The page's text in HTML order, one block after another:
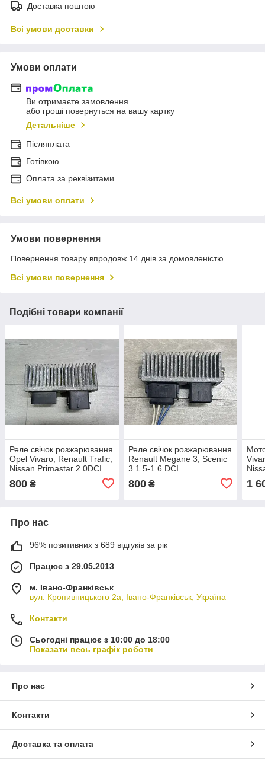
Доставка поштою
Всі умови доставки
Умови оплати
Ви отримаєте замовлення
або гроші повернуться на вашу картку
Детальніше
Післяплата
Готівкою
Оплата за реквізитами
Всі умови оплати
Умови повернення
Повернення товару впродовж 14 днів за домовленістю
Всі умови повернення
Подібні товари компанії
Реле свічок розжарювання
Opel Vivaro, Renault Trafic,
Nissan Primastar 2.0DCI.
800 ₴
Реле свічок розжарювання
Renault Megane 3, Scenic
3 1.5-1.6 DCI.
800₴ 1
Про нас
96% позитивних з 689 відгуків за рік
Працює з 29.05.2013
м. Івано-Франківськ
вул. Кропивницького 2а, Івано-Франківськ, Україна
Контакти
Сьогодні працює з 10:00 до 18:00
Показати весь графік роботи
Про нас
Контакти
Доставка та оплата